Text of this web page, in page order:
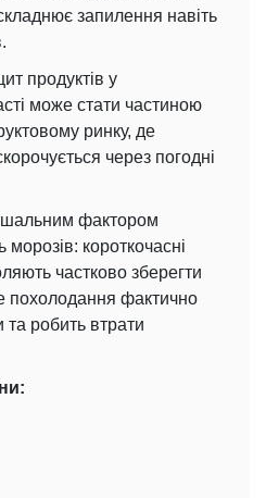
запилення навіть
продуктів у
може стати частиною
ринку, де
через погодні
фактором
морозів: короткочасні
частково зберегти
похолодання фактично
та робить втрати